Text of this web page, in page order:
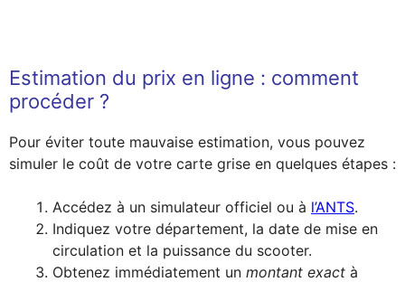
Estimation du prix en ligne : comment
procéder ?
Pour éviter toute mauvaise estimation, vous pouvez
simuler le coût de votre carte grise en quelques étapes :
Accédez à un simulateur officiel ou à l’ANTS.
Indiquez votre département, la date de mise en
circulation et la puissance du scooter.
Obtenez immédiatement un montant exact à